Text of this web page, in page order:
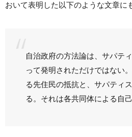
おいて表明した以下のような文章に
自治政府の方法論は、サパテ
って発明されただけではない
る先住民の抵抗と、サパティ
る。それは各共同体による自